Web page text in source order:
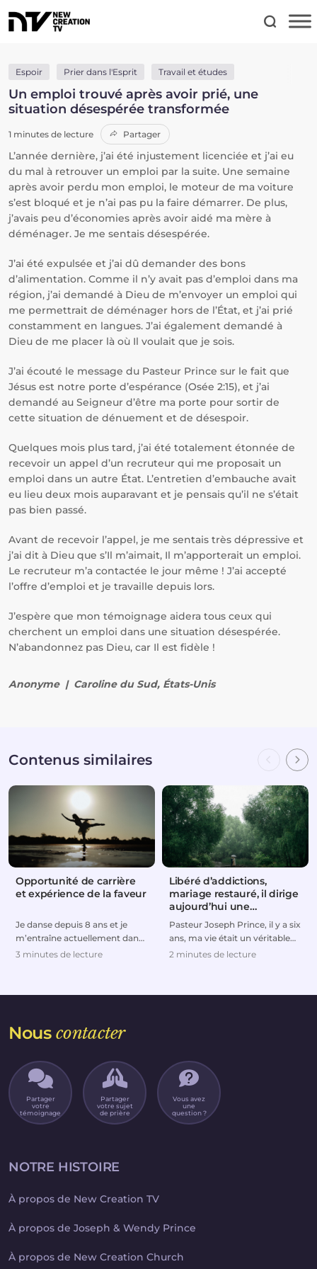
Espoir Prier dans l'Esprit Travail et études
Un emploi trouvé après avoir prié, une
situation désespérée transformée
1 minutes de lecture Partager
L’année dernière, j’ai été injustement licenciée et j’ai eu
du mal à retrouver un emploi par la suite. Une semaine
après avoir perdu mon emploi, le moteur de ma voiture
s’est bloqué et je n’ai pas pu la faire démarrer. De plus,
j’avais peu d’économies après avoir aidé ma mère à
déménager. Je me sentais désespérée.
J’ai été expulsée et j’ai dû demander des bons
d’alimentation. Comme il n’y avait pas d’emploi dans ma
région, j’ai demandé à Dieu de m’envoyer un emploi qui
me permettrait de déménager hors de l’État, et j’ai prié
constamment en langues. J’ai également demandé à
Dieu de me placer là où Il voulait que je sois.
J’ai écouté le message du Pasteur Prince sur le fait que
Jésus est notre porte d’espérance (Osée 2:15), et j’ai
demandé au Seigneur d’être ma porte pour sortir de
cette situation de dénuement et de désespoir.
Quelques mois plus tard, j’ai été totalement étonnée de
recevoir un appel d’un recruteur qui me proposait un
emploi dans un autre État. L’entretien d’embauche avait
eu lieu deux mois auparavant et je pensais qu’il ne s’était
pas bien passé.
Avant de recevoir l’appel, je me sentais très dépressive et
j’ai dit à Dieu que s’Il m’aimait, Il m’apporterait un emploi.
Le recruteur m’a contactée le jour même ! J’ai accepté
l’offre d’emploi et je travaille depuis lors.
J’espère que mon témoignage aidera tous ceux qui
cherchent un emploi dans une situation désespérée.
N’abandonnez pas Dieu, car Il est fidèle !
Anonyme | Caroline du Sud, États-Unis
Contenus similaires
Opportunité de carrière
et expérience de la faveur
Je danse depuis 8 ans et je
m’entraîne actuellement dans
le but de faire de la danse ma
3 minutes de lecture
Libéré d’addictions,
mariage restauré, il dirige
aujourd’hui une
entreprise florissante
Pasteur Joseph Prince, il y a six
ans, ma vie était un véritable
désastre. J’ai été contraint de
2 minutes de lecture
Nouscontacter
Partager
votre
témoignage
Partager
votre sujet
de prière
Vous avez
une
question ?
NOTRE HISTOIRE
À propos de New Creation TV
À propos de Joseph & Wendy Prince
À propos de New Creation Church